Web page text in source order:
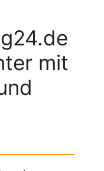
mit